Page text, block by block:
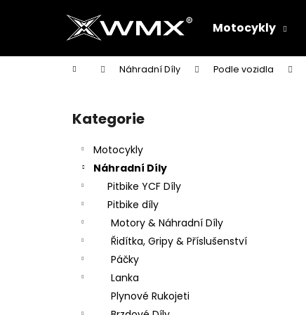
Motocykly
Domů Náhradní Díly Podle vozidla
Přeskočit
kategorie
Kategorie
Motocykly
Náhradní Díly
Pitbike YCF Díly
Pitbike díly
Motory & Náhradní Díly
Řidítka, Gripy & Příslušenství
Páčky
Lanka
Plynové Rukojeti
í
Zpět
do
Zpět
do